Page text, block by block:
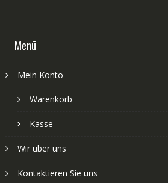
Menü
Mein Konto
Warenkorb
Kasse
Wir über uns
Kontaktieren Sie uns